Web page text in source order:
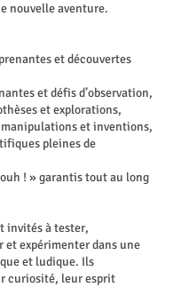
nouvelle aventure.
et découvertes
et défis d’observation,
et explorations,
et inventions,
pleines de
! » garantis tout au long
invités à tester,
et expérimenter dans une
et ludique. Ils
curiosité, leur esprit